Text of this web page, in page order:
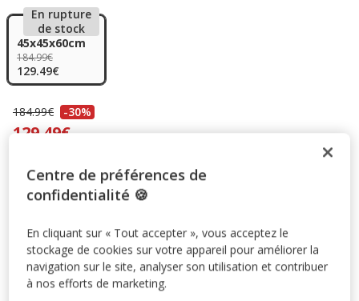
45x45x60cm
En rupture
de stock
184.99€
129.49€
Promotion disponible
Destockage 30% : remise de 30% appliquée sur ce produit
Voir conditions
Prix antérieur 184.99€, Vous économisez 30%, Prix final
184.99€ -30%
129.49€
Temporairement en rupture de stock
Découvrir des produits similaires
Centre de préférences de
confidentialité 🍪
En cliquant sur « Tout accepter », vous acceptez le
stockage de cookies sur votre appareil pour améliorer la
navigation sur le site, analyser son utilisation et contribuer
à nos efforts de marketing.